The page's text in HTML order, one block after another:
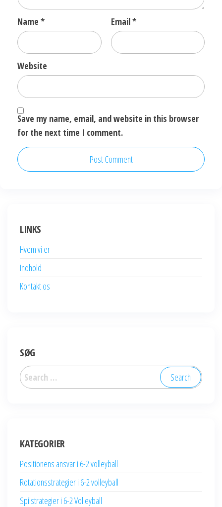
Name * Email*
Website
Save my name, email, and website in this browser
for the next time I comment.
LINKS
Hvem vi er
Indhold
Kontakt os
SØG
Search
for:
KATEGORIER
Positionens ansvar i 6-2 volleyball
Rotationsstrategier i 6-2 volleyball
Spilstrategier i 6-2 Volleyball